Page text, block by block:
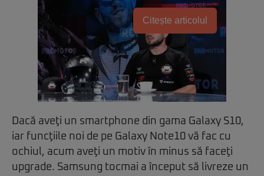
Citește articolul
Dacă aveţi un smartphone din gama Galaxy S10,
iar funcţiile noi de pe Galaxy Note10 vă fac cu
ochiul, acum aveţi un motiv în minus să faceţi
upgrade. Samsung tocmai a început să livreze un